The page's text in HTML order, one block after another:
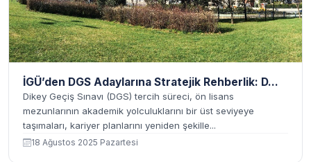
İGÜ’den DGS Adaylarına Stratejik Rehberlik: D...
Dikey Geçiş Sınavı (DGS) tercih süreci, ön lisans
mezunlarının akademik yolculuklarını bir üst seviyeye
taşımaları, kariyer planlarını yeniden şekille...
18 Ağustos 2025 Pazartesi